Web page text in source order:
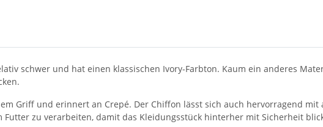
schwer und hat einen klassischen Ivory-Farbton. Kaum ein anderes
Griff und erinnert an Crepé. Der Chiffon lässt sich auch hervorragend
zu verarbeiten, damit das Kleidungsstück hinterher mit Sicherheit